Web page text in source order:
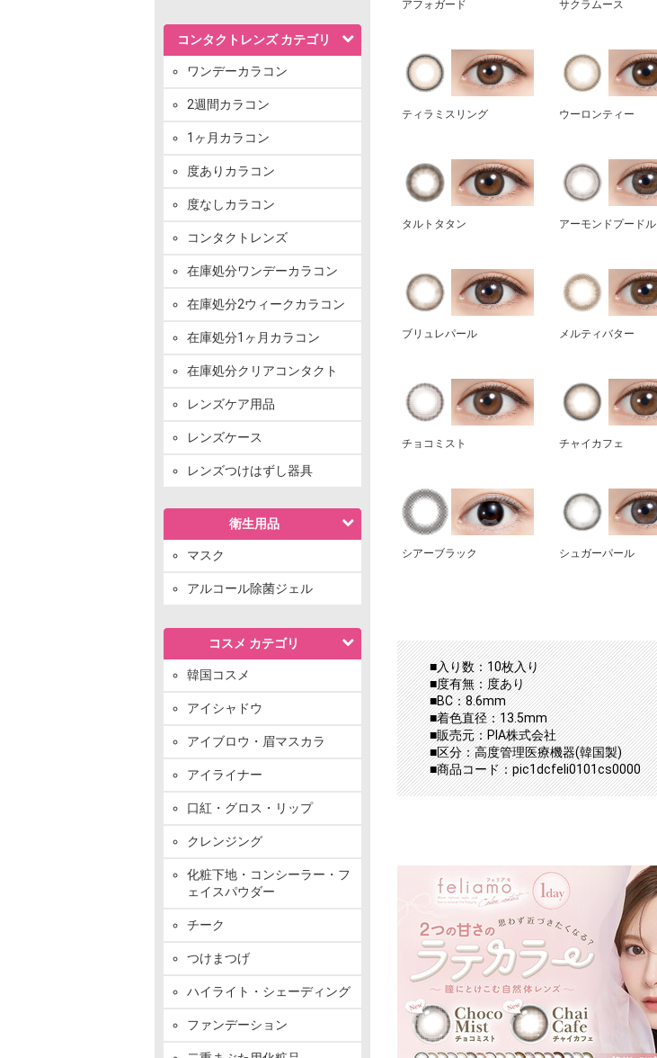
コンタクトレンズ カテゴリ
ワンデーカラコン
2週間カラコン
1ヶ月カラコン
度ありカラコン
度なしカラコン
コンタクトレンズ
在庫処分ワンデーカラコン
在庫処分2ウィークカラコン
在庫処分1ヶ月カラコン
在庫処分クリアコンタクト
レンズケア用品
レンズケース
レンズつけはずし器具
衛生用品
マスク
アルコール除菌ジェル
コスメ カテゴリ
韓国コスメ
アイシャドウ
アイブロウ・眉マスカラ
アイライナー
口紅・グロス・リップ
クレンジング
化粧下地・コンシーラー・フ
ェイスパウダー
チーク
つけまつげ
ハイライト・シェーディング
ファンデーション
アフォガード サクラムース
ティラミスリング ウーロンティー
タルトタタン アーモンドプードル
ブリュレパール メルティバター
チョコミスト チャイカフェ
シアーブラック シュガーパール
■入り数：10枚入り
■度有無：度あり
■BC：8.6mm
■着色直径：13.5mm
■販売元：PIA株式会社
■区分：高度管理医療機器(韓国製)
■商品コード：pic1dcfeli0101cs0000